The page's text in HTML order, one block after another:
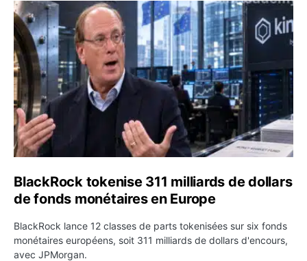
BlackRock tokenise 311 milliards de dollars de fonds
BlackRock tokenise 311 milliards de dollars
de fonds monétaires en Europe
BlackRock lance 12 classes de parts tokenisées sur six fonds
monétaires européens, soit 311 milliards de dollars d'encours,
avec JPMorgan.